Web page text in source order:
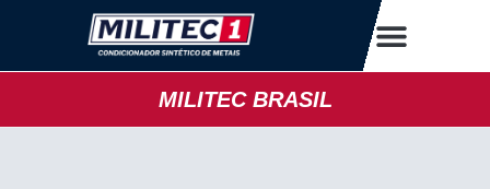
MILITEC BRASIL